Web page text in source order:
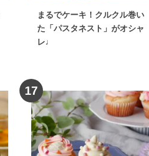
まるでケーキ！クルクル巻い
た「パスタネスト」がオシャ
レ♩
17